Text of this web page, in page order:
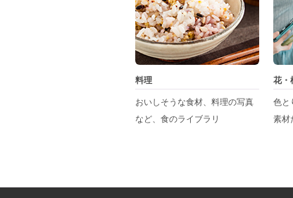
料理
おいしそうな食材、料理の写真
など、食のライブラリ
花・
色と
素材